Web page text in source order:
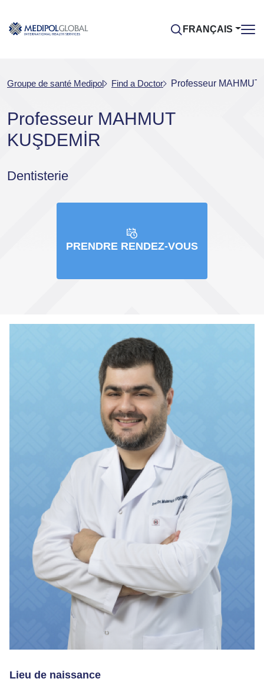
FRANÇAIS
Groupe de santé Medipol Find a Doctor Professeur
Professeur MAHMUT
KUŞDEMİR
Dentisterie
PRENDRE RENDEZ-VOUS
Lieu de naissance